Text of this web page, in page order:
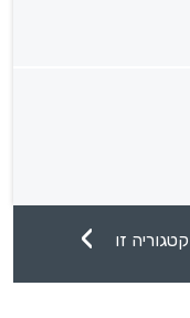
זו